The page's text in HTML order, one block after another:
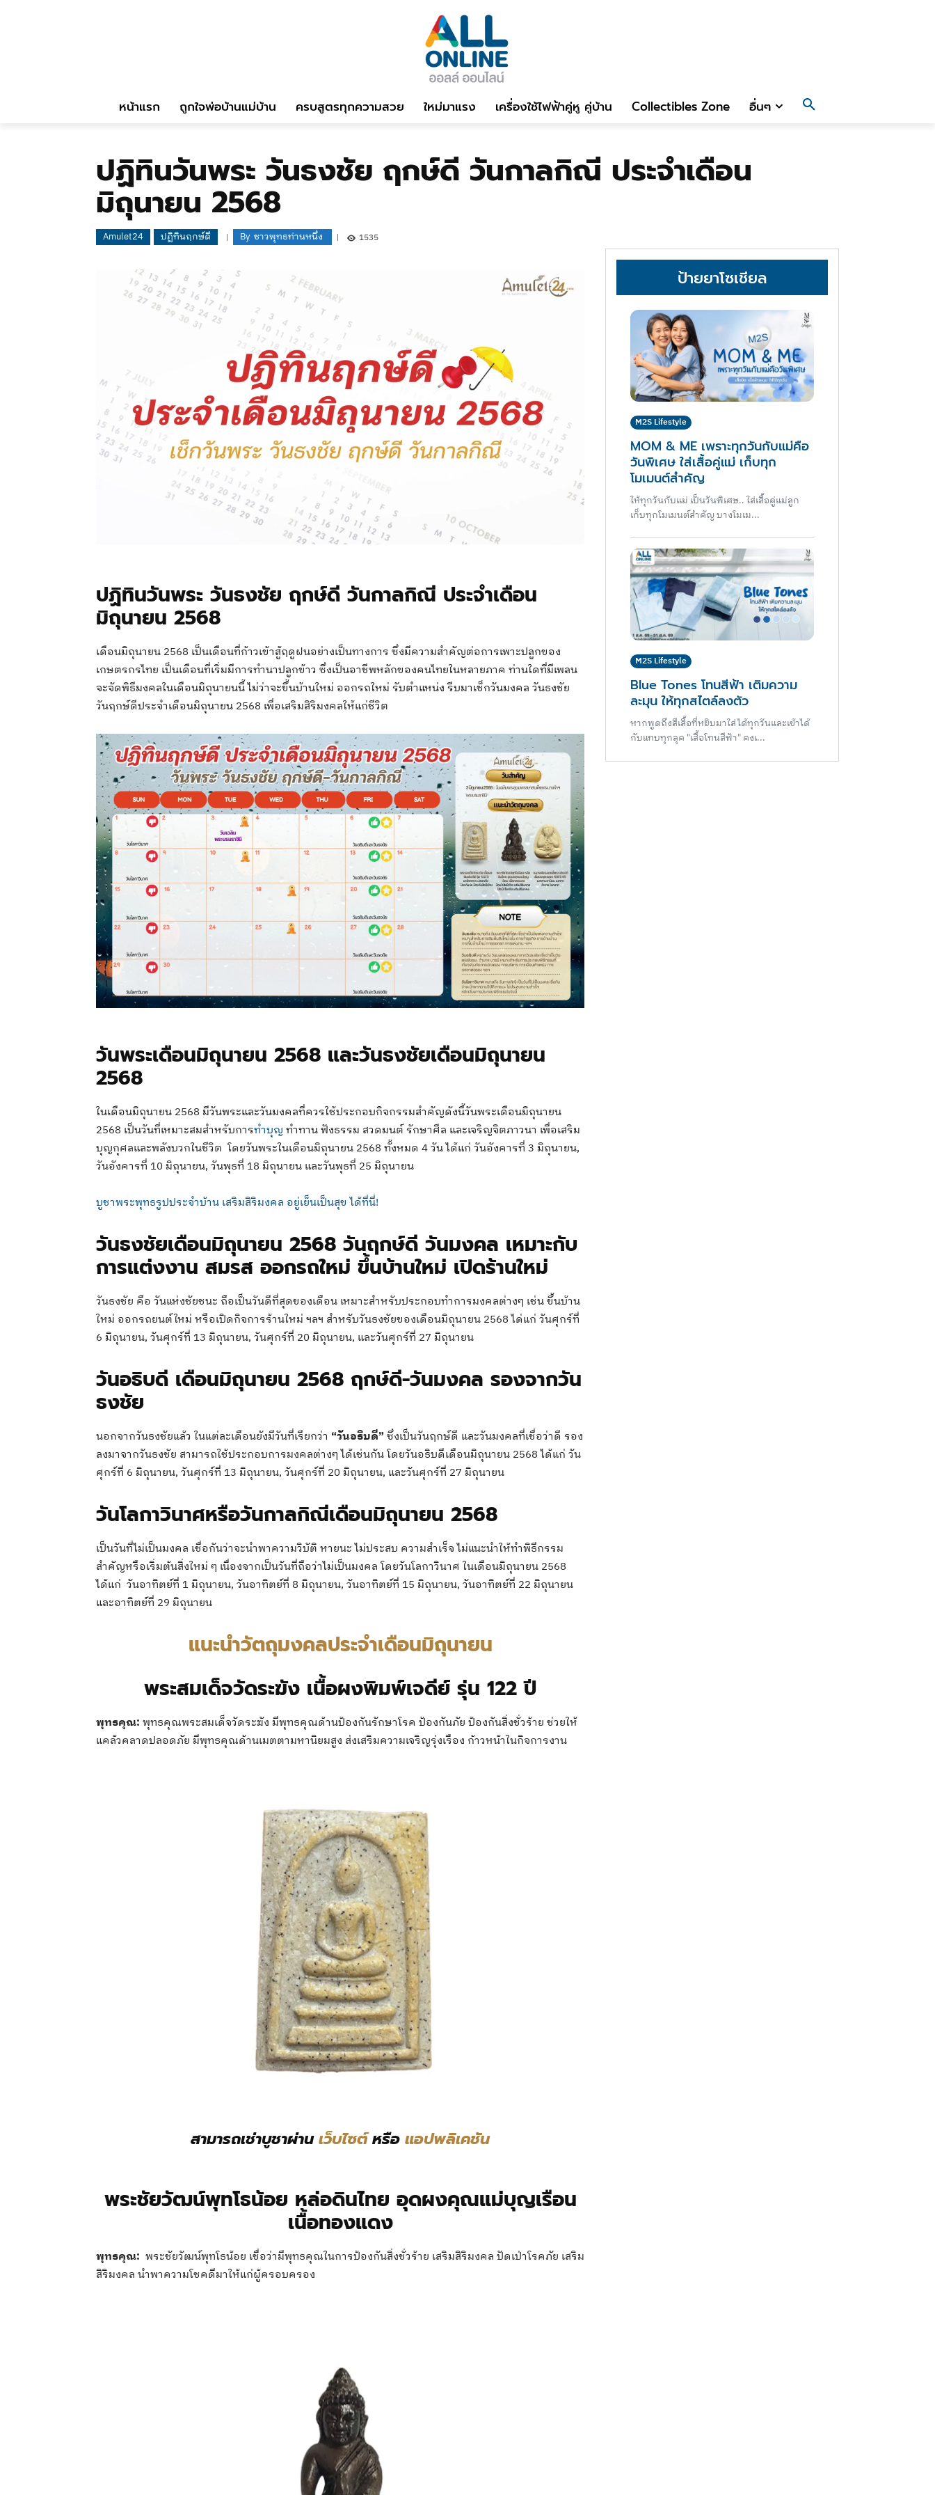
หน้าแรก ถูกใจพ่อบ้านแม่บ้าน ครบสูตรทุกความสวย ใหม่มาแรง เครื่องใช้ไฟฟ้าคู่หู คู่บ้าน Collectibles Zone อื่นๆ
ปฏิทินวันพระ วันธงชัย ฤกษ์ดี วันกาลกิณี ประจำเดือน
มิถุนายน 2568
Amulet24 ปฏิทินฤกษ์ดี By ชาวพุทธท่านหนึ่ง 1535
ปฏิทินวันพระ วันธงชัย ฤกษ์ดี วันกาลกิณี ประจำเดือน
มิถุนายน 2568
เดือนมิถุนายน 2568 เป็นเดือนที่ก้าวเข้าสู้ฤดูฝนอย่างเป็นทางการ ซึ่งมีความสำคัญต่อการเพาะปลูกของ
เกษตรกรไทย เป็นเดือนที่เริ่มมีการทำนาปลูกข้าว ซึ่งเป็นอาชีพหลักของคนไทยในหลายภาค ท่านใดที่มีเพลน
จะจัดพิธีมงคลในเดือนมิถุนายนนี้ ไม่ว่าจะขึ้นบ้านใหม่ ออกรถใหม่ รับตำแหน่ง รีบมาเช็กวันมงคล วันธงชัย
วันฤกษ์ดีประจำเดือนมิถุนายน 2568 เพื่อเสริมสิริมงคลให้แก่ชีวิต
วันพระเดือนมิถุนายน 2568 และวันธงชัยเดือนมิถุนายน
2568
ในเดือนมิถุนายน 2568 มีวันพระและวันมงคลที่ควรใช้ประกอบกิจกรรมสำคัญดังนี้วันพระเดือนมิถุนายน
2568 เป็นวันที่เหมาะสมสำหรับการทำบุญ ทำทาน ฟังธรรม สวดมนต์ รักษาศีล และเจริญจิตภาวนา เพื่อเสริม
บุญกุศลและพลังบวกในชีวิต โดยวันพระในเดือนมิถุนายน 2568 ทั้งหมด 4 วัน ได้แก่ วันอังคารที่ 3 มิถุนายน,
วันอังคารที่ 10 มิถุนายน, วันพุธที่ 18 มิถุนายน และวันพุธที่ 25 มิถุนายน
บูชาพระพุทธรูปประจำบ้าน เสริมสิริมงคล อยู่เย็นเป็นสุข ได้ที่นี่!
วันธงชัยเดือนมิถุนายน 2568 วันฤกษ์ดี วันมงคล เหมาะกับ
การแต่งงาน สมรส ออกรถใหม่ ขึ้นบ้านใหม่ เปิดร้านใหม่
วันธงชัย คือ วันแห่งชัยชนะ ถือเป็นวันดีที่สุดของเดือน เหมาะสำหรับประกอบทำการมงคลต่างๆ เช่น ขึ้นบ้าน
ใหม่ ออกรถยนต์ใหม่ หรือเปิดกิจการร้านใหม่ ฯลฯ สำหรับวันธงชัยของเดือนมิถุนายน 2568 ได่แก่ วันศุกร์ที่
6 มิถุนายน, วันศุกร์ที่ 13 มิถุนายน, วันศุกร์ที่ 20 มิถุนายน, และวันศุกร์ที่ 27 มิถุนายน
วันอธิบดี เดือนมิถุนายน 2568 ฤกษ์ดี-วันมงคล รองจากวัน
ธงชัย
นอกจากวันธงชัยแล้ว ในแต่ละเดือนยังมีวันที่เรียกว่า “วันอธิบดี” ซึ่งเป็นวันฤกษ์ดี และวันมงคลที่เชื่อว่าดี รอง
ลงมาจากวันธงชัย สามารถใช้ประกอบการมงคลต่างๆ ได้เช่นกัน โดยวันอธิบดีเดือนมิถุนายน 2568 ได้แก่ วัน
ศุกร์ที่ 6 มิถุนายน, วันศุกร์ที่ 13 มิถุนายน, วันศุกร์ที่ 20 มิถุนายน, และวันศุกร์ที่ 27 มิถุนายน
วันโลกาวินาศหรือวันกาลกิณีเดือนมิถุนายน 2568
เป็นวันที่ไม่เป็นมงคล เชื่อกันว่าจะนำพาความวิบัติ หายนะ ไม่ประสบ ความสำเร็จ ไม่แนะนำให้ทำพิธีกรรม
สำคัญหรือเริ่มต้นสิ่งใหม่ ๆ เนื่องจากเป็นวันที่ถือว่าไม่เป็นมงคล โดยวันโลกาวินาศ ในเดือนมิถุนายน 2568
ได้แก่ วันอาทิตย์ที่ 1 มิถุนายน, วันอาทิตย์ที่ 8 มิถุนายน, วันอาทิตย์ที่ 15 มิถุนายน, วันอาทิตย์ที่ 22 มิถุนายน
และอาทิตย์ที่ 29 มิถุนายน
แนะนำวัตถุมงคลประจำเดือนมิถุนายน
พระสมเด็จวัดระฆัง เนื้อผงพิมพ์เจดีย์ รุ่น 122 ปี
พุทธคุณ: พุทธคุณพระสมเด็จวัดระฆัง มีพุทธคุณด้านป้องกันรักษาโรค ป้องกันภัย ป้องกันสิ่งชั่วร้าย ช่วยให้
แคล้วคลาดปลอดภัย มีพุทธคุณด้านเมตตามหานิยมสูง ส่งเสริมความเจริญรุ่งเรือง ก้าวหน้าในกิจการงาน
สามารถเช่าบูชาผ่านเว็บไซต์หรือ แอปพลิเคชัน
พระชัยวัฒน์พุทโธน้อย หล่อดินไทย อุดผงคุณแม่บุญเรือน
เนื้อทองแดง
พุทธคุณ: พระชัยวัฒน์พุทโธน้อย เชื่อว่ามีพุทธคุณในการป้องกันสิ่งชั่วร้าย เสริมสิริมงคล ปัดเป่าโรคภัย เสริม
สิริมงคล นำพาความโชคดีมาให้แก่ผู้ครอบครอง
ป้ายยาโซเชียล
M2S Lifestyle
MOM & ME เพราะทุกวันกับแม่คือ
วันพิเศษ ใส่เสื้อคู่แม่ เก็บทุก
โมเมนต์สำคัญ
ให้ทุกวันกับแม่ เป็นวันพิเศษ.. ใส่เสื้อคู่แม่ลูก
เก็บทุกโมเมนต์สำคัญ บางโมเม...
M2S Lifestyle
Blue Tones โทนสีฟ้า เติมความ
ละมุน ให้ทุกสไตล์ลงตัว
หากพูดถึงสีเสื้อที่หยิบมาใส่ได้ทุกวันและเข้าได้
กับแทบทุกลุค "เสื้อโทนสีฟ้า" คงเ...